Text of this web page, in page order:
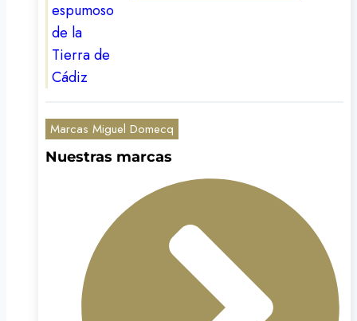
Marcas Miguel Domecq
Nuestras marcas